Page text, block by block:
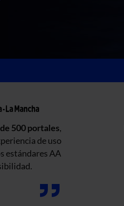
500 portales,
de uso
estándares AA